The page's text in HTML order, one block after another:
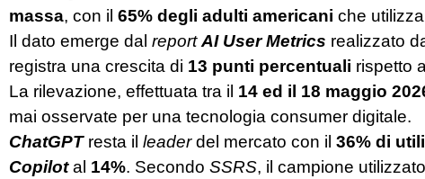
massa, con il 65% degli adulti americani che utilizza
Il dato emerge dal reportAI User Metrics realizzato
registra una crescita di 13 punti percentuali rispetto
La rilevazione, effettuata tra il 14 ed il 18 maggio
mai osservate per una tecnologia consumer digitale.
ChatGPT resta il leaderdel mercato con il 36% di
Copilotal 14%. Secondo SSRS, il campione